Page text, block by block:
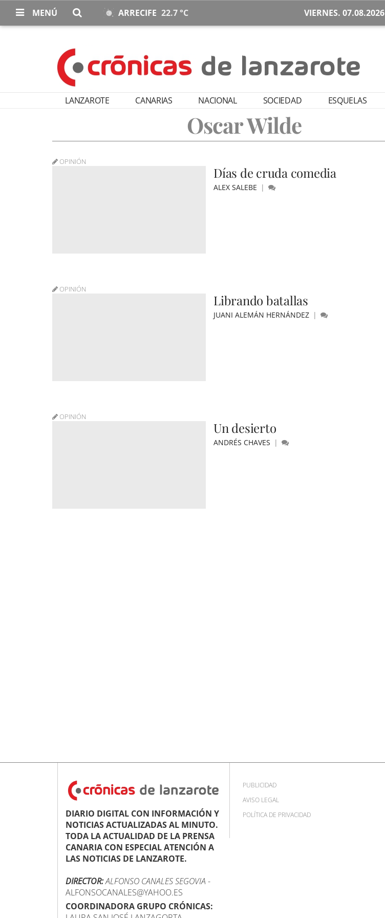
MENÚ ARRECIFE 22.7 °C VIERNES. 07.08.2026
LANZAROTE CANARIAS NACIONAL SOCIEDAD ESQUELAS
Oscar Wilde
OPINIÓN
Días de cruda comedia
ALEX SALEBE
OPINIÓN
Librando batallas
JUANI ALEMÁN HERNÁNDEZ
OPINIÓN
Un desierto
ANDRÉS CHAVES
DIARIO DIGITAL CON INFORMACIÓN Y
NOTICIAS ACTUALIZADAS AL MINUTO.
TODA LA ACTUALIDAD DE LA PRENSA
CANARIA CON ESPECIAL ATENCIÓN A
LAS NOTICIAS DE LANZAROTE.
DIRECTOR:ALFONSO CANALES SEGOVIA -
ALFONSOCANALES@YAHOO.ES
COORDINADORA GRUPO CRÓNICAS:
PUBLICIDAD
AVISO LEGAL
POLÍTICA DE PRIVACIDAD